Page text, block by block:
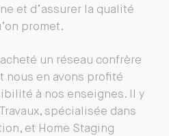
et d’assurer la qualité
promet.
un réseau confrère
nous en avons profité
à nos enseignes. Il y
spécialisée dans
et Home Staging